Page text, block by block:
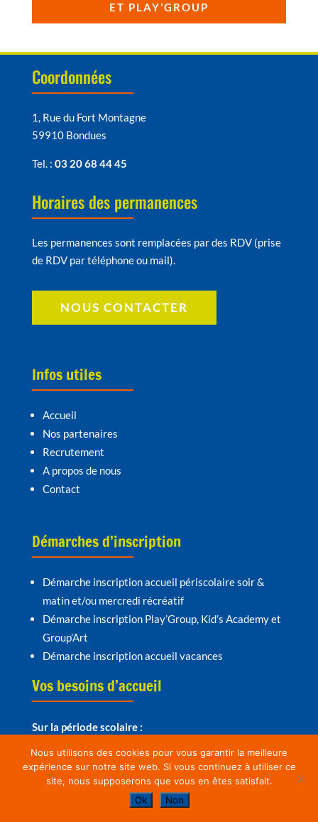
ET PLAY’GROUP
Coordonnées
1, Rue du Fort Montagne
59910 Bondues
Tel. : 03 20 68 44 45
Horaires des permanences
Les permanences sont remplacées par des RDV (prise
de RDV par téléphone ou mail).
NOUS CONTACTER
Infos utiles
Accueil
Nos partenaires
Recrutement
A propos de nous
Contact
Démarches d’inscription
Démarche inscription accueil périscolaire soir &
matin et/ou mercredi récréatif
Démarche inscription Play’Group, Kid’s Academy et
Group’Art
Démarche inscription accueil vacances
Vos besoins d’accueil
Sur la période scolaire :
Mercredi, vendredi & saedi récréatif
Nous utilisons des cookies pour vous garantir la meilleure
expérience sur notre site web. Si vous continuez à utiliser ce
site, nous supposerons que vous en êtes satisfait.
Ok
Non